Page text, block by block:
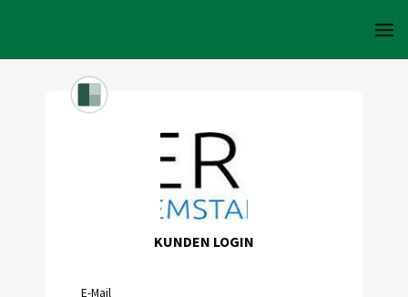
KUNDEN LOGIN
E-Mail